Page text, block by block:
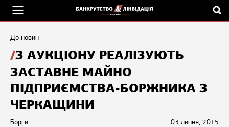
До новин
З АУКЦІОНУ РЕАЛІЗУЮТЬ
ЗАСТАВНЕ МАЙНО
ПІДПРИЄМСТВА-БОРЖНИКА З
ЧЕРКАЩИНИ
03 липня, 2015
Борги